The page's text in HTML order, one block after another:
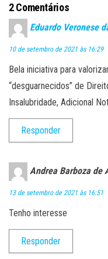
2 Comentários
Eduardo Veronese
10 de setembro de 2021 às 16:29
Bela iniciativa para
“desguarnecidos” de
Insalubridade, Adicional
Responder
Andrea Barboza de
13 de setembro de 2021 às 16:51
Tenho interesse
Responder